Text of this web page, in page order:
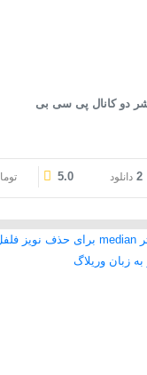
دو کانال پی سی بی
2 دانلود 5.0 قیمت